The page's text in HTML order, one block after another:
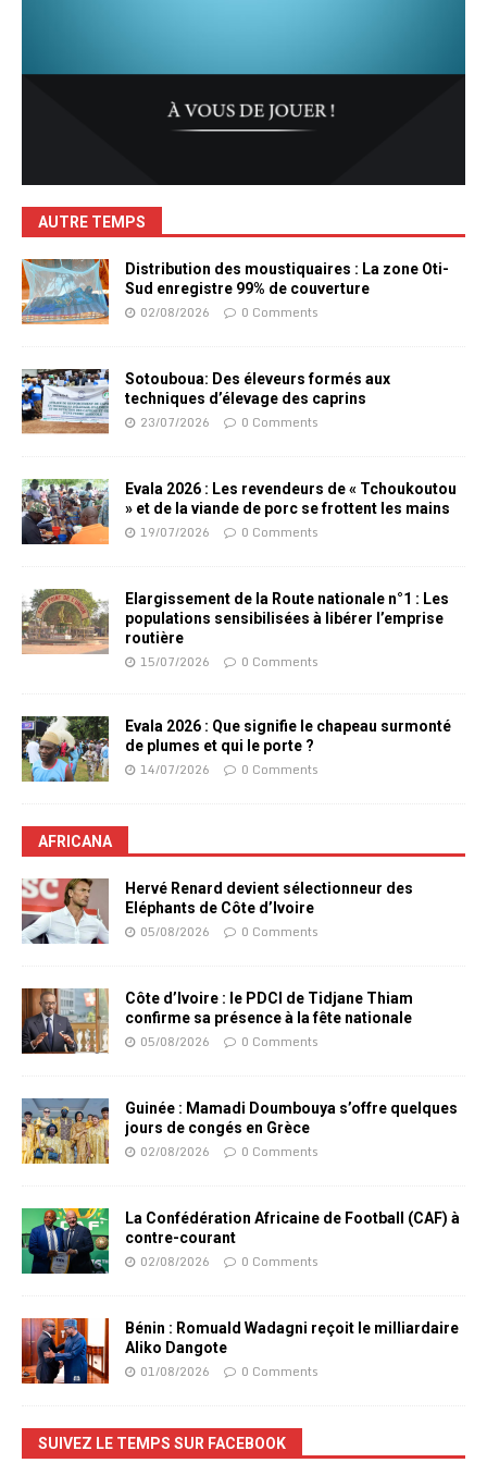
AUTRE TEMPS
Distribution des moustiquaires : La zone Oti-
Sud enregistre 99% de couverture
02/08/2026 0 Comments
Sotouboua: Des éleveurs formés aux
techniques d’élevage des caprins
23/07/2026 0 Comments
Evala 2026 : Les revendeurs de « Tchoukoutou
» et de la viande de porc se frottent les mains
19/07/2026 0 Comments
Elargissement de la Route nationale n°1 : Les
populations sensibilisées à libérer l’emprise
routière
15/07/2026 0 Comments
Evala 2026 : Que signifie le chapeau surmonté
de plumes et qui le porte ?
14/07/2026 0 Comments
AFRICANA
Hervé Renard devient sélectionneur des
Eléphants de Côte d’Ivoire
05/08/2026 0 Comments
Côte d’Ivoire : le PDCI de Tidjane Thiam
confirme sa présence à la fête nationale
05/08/2026 0 Comments
Guinée : Mamadi Doumbouya s’offre quelques
jours de congés en Grèce
02/08/2026 0 Comments
La Confédération Africaine de Football (CAF) à
contre-courant
02/08/2026 0 Comments
Bénin : Romuald Wadagni reçoit le milliardaire
Aliko Dangote
01/08/2026 0 Comments
SUIVEZ LE TEMPS SUR FACEBOOK